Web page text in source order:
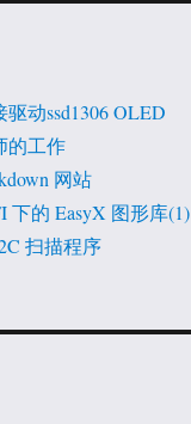
驱动ssd1306 OLED
的工作
网站
下的 EasyX 图形库(1)
扫描程序